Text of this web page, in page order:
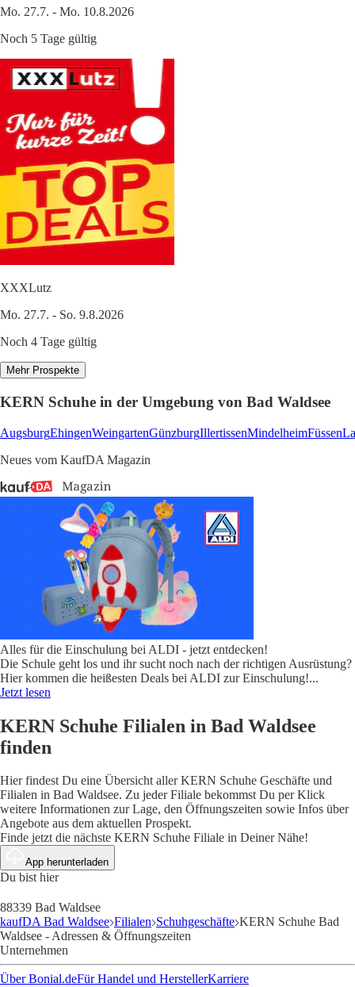
Mo. 27.7. - Mo. 10.8.2026
Noch 5 Tage gültig
XXXLutz
Mo. 27.7. - So. 9.8.2026
Noch 4 Tage gültig
Mehr Prospekte
KERN Schuhe in der Umgebung von Bad Waldsee
AugsburgEhingenWeingartenGünzburgIllertissenMindelheimFüssen
Neues vom KaufDA Magazin
Alles für die Einschulung bei ALDI - jetzt entdecken!
Die Schule geht los und ihr sucht noch nach der richtigen Ausrüstung?
Hier kommen die heißesten Deals bei ALDI zur Einschulung!...
Jetzt lesen
KERN Schuhe Filialen in Bad Waldsee
finden
Hier findest Du eine Übersicht aller KERN Schuhe Geschäfte und
Filialen in Bad Waldsee. Zu jeder Filiale bekommst Du per Klick
weitere Informationen zur Lage, den Öffnungszeiten sowie Infos über
Angebote aus dem aktuellen Prospekt.
Finde jetzt die nächste KERN Schuhe Filiale in Deiner Nähe!
App herunterladen
Du bist hier
88339 Bad Waldsee
kaufDA Bad Waldsee Filialen Schuhgeschäfte KERN Schuhe Bad
Waldsee - Adressen & Öffnungszeiten
Unternehmen
Über Bonial.deFür Handel und HerstellerKarriere